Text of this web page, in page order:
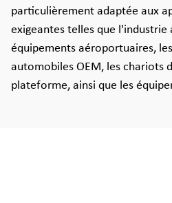
particulièrement adaptée aux
exigeantes telles que l'industrie
équipements aéroportuaires,
automobiles OEM, les chariots
plateforme, ainsi que les